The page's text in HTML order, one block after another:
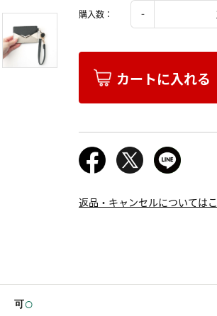
購入数：
カートに入れる
返品・キャンセルについては
可○